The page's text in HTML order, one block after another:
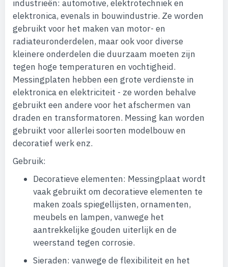
industrieën: automotive, elektrotechniek en
elektronica, evenals in bouwindustrie. Ze worden
gebruikt voor het maken van motor- en
radiateuronderdelen, maar ook voor diverse
kleinere onderdelen die duurzaam moeten zijn
tegen hoge temperaturen en vochtigheid.
Messingplaten hebben een grote verdienste in
elektronica en elektriciteit - ze worden behalve
gebruikt een andere voor het afschermen van
draden en transformatoren. Messing kan worden
gebruikt voor allerlei soorten modelbouw en
decoratief werk enz.
Gebruik:
Decoratieve elementen: Messingplaat wordt
vaak gebruikt om decoratieve elementen te
maken zoals spiegellijsten, ornamenten,
meubels en lampen, vanwege het
aantrekkelijke gouden uiterlijk en de
weerstand tegen corrosie.
Sieraden: vanwege de flexibiliteit en het